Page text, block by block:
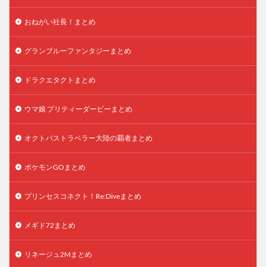
おねがい社長！まとめ
グランブルーファンタジーまとめ
ドラクエタクトまとめ
ウマ娘 プリティーダービーまとめ
オクトパストラベラー大陸の覇者まとめ
ポケモンGOまとめ
プリンセスコネクト！Re:Diveまとめ
メギド72まとめ
リネージュ2Mまとめ